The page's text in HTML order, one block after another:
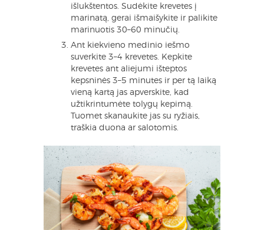
išlukštentos. Sudėkite krevetes į
marinatą, gerai išmaišykite ir palikite
marinuotis 30–60 minučių.
Ant kiekvieno medinio iešmo
suverkite 3–4 krevetes. Kepkite
krevetes ant aliejumi išteptos
kepsninės 3–5 minutes ir per tą laiką
vieną kartą jas apverskite, kad
užtikrintumėte tolygų kepimą.
Tuomet skanaukite jas su ryžiais,
traškia duona ar salotomis.